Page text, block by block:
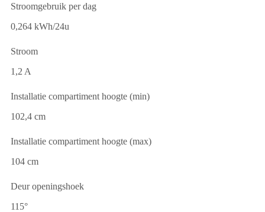
Stroomgebruik per dag
0,264 kWh/24u
Stroom
1,2 A
Installatie compartiment hoogte (min)
102,4 cm
Installatie compartiment hoogte (max)
104 cm
Deur openingshoek
115°